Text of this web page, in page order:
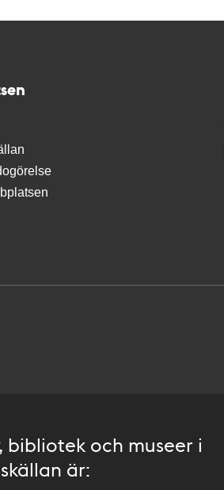
och museer i
är: